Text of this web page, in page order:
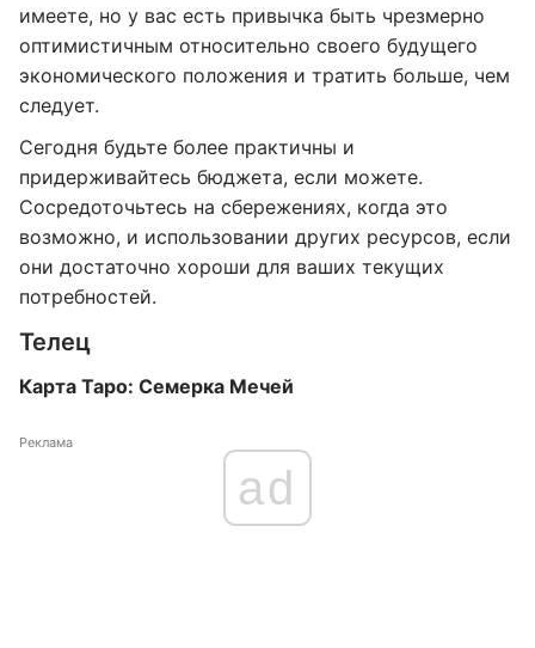
имеете, но у вас есть привычка быть чрезмерно
оптимистичным относительно своего будущего
экономического положения и тратить больше, чем
следует.
Сегодня будьте более практичны и
придерживайтесь бюджета, если можете.
Сосредоточьтесь на сбережениях, когда это
возможно, и использовании других ресурсов, если
они достаточно хороши для ваших текущих
потребностей.
Телец
Карта Таро: Семерка Мечей
Реклама
ad